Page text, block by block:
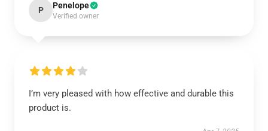
P Penelope
Verified owner
I’m very pleased with how effective and durable this
product is.